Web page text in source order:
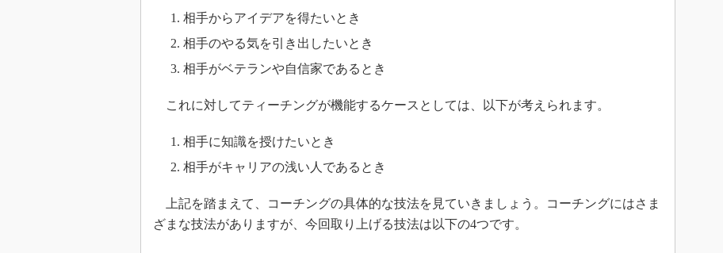
相手からアイデアを得たいとき
相手のやる気を引き出したいとき
相手がベテランや自信家であるとき
これに対してティーチングが機能するケースとしては、以下が考えられます。
相手に知識を授けたいとき
相手がキャリアの浅い人であるとき
上記を踏まえて、コーチングの具体的な技法を見ていきましょう。コーチングにはさま
ざまな技法がありますが、今回取り上げる技法は以下の4つです。